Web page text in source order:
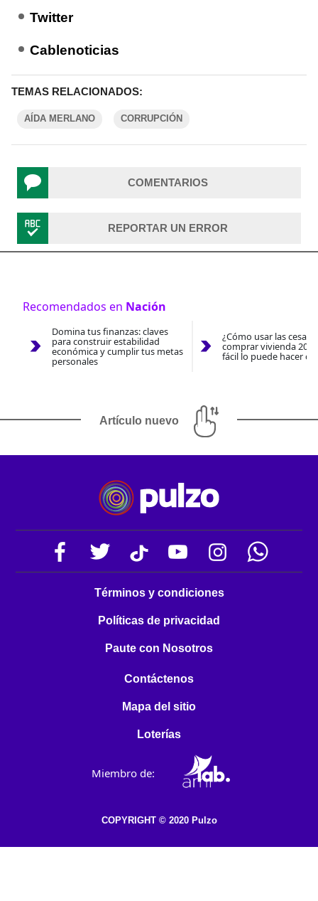
Twitter
Cablenoticias
TEMAS RELACIONADOS:
AÍDA MERLANO CORRUPCIÓN
COMENTARIOS
REPORTAR UN ERROR
Recomendados en Nación
Domina tus finanzas: claves
para construir estabilidad
económica y cumplir tus metas
personales
¿Cómo usar las
comprar vivienda
fácil lo puede hacer
Artículo nuevo
Términos y condiciones
Políticas de privacidad
Paute con Nosotros
Contáctenos
Mapa del sitio
Loterías
Miembro de:
COPYRIGHT © 2020 Pulzo